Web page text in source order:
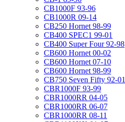
CB1000F 93-96
CB1000R 09-14
CB250 Hornet 98-99
CB400 SPEC1 99-01
CB400 Super Four 92-98
CB600 Hornet 00-02
CB600 Hornet 07-10
CB600 Hornet 98-99
CB750 Seven Fifty 92-01
CBR1000F 93-99
CBR1000RR 04-05
CBR1000RR 06-07
CBR1000RR 08-11